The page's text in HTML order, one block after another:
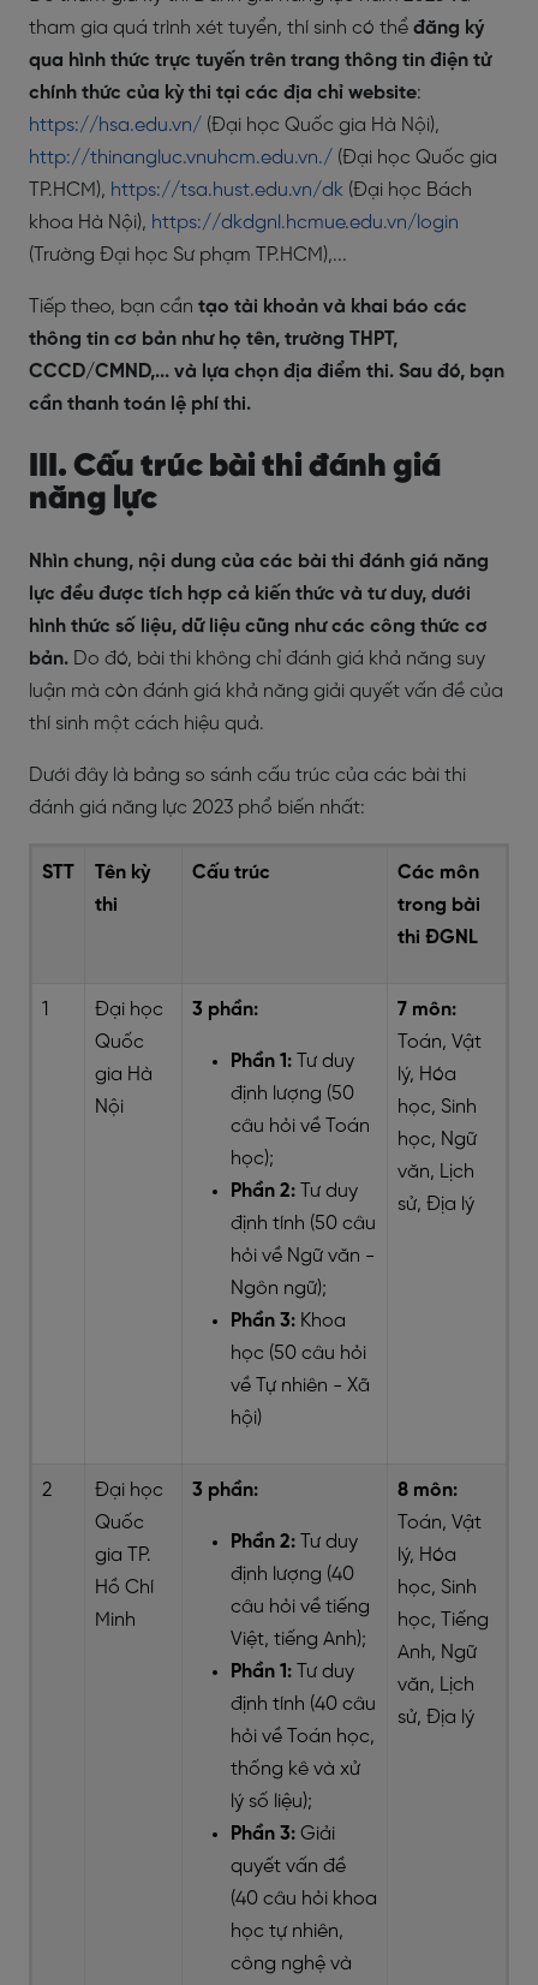
tham gia quá trình xét tuyển, thí sinh có thể đăng ký
qua hình thức trực tuyến trên trang thông tin điện tử
chính thức của kỳ thi tại các địa chỉ website:
https://hsa.edu.vn/ (Đại học Quốc gia Hà Nội),
http://thinangluc.vnuhcm.edu.vn./ (Đại học Quốc gia
TP.HCM), https://tsa.hust.edu.vn/dk (Đại học Bách
khoa Hà Nội), https://dkdgnl.hcmue.edu.vn/login
(Trường Đại học Sư phạm TP.HCM),...
Tiếp theo, bạn cần tạo tài khoản và khai báo các
thông tin cơ bản như họ tên, trường THPT,
CCCD/CMND,... và lựa chọn địa điểm thi. Sau đó, bạn
cần thanh toán lệ phí thi.
III. Cấu trúc bài thi đánh giá
năng lực
Nhìn chung, nội dung của các bài thi đánh giá năng
lực đều được tích hợp cả kiến thức và tư duy, dưới
hình thức số liệu, dữ liệu cũng như các công thức cơ
bản. Do đó, bài thi không chỉ đánh giá khả năng suy
luận mà còn đánh giá khả năng giải quyết vấn đề của
thí sinh một cách hiệu quả.
Dưới đây là bảng so sánh cấu trúc của các bài thi
đánh giá năng lực 2023 phổ biến nhất:
STT
Tên kỳ
thi
Cấu trúc
Các môn
trong bài
thi ĐGNL
1
Đại học
Quốc
gia Hà
Nội
3 phần:
Phần 1:
Tư duy
định lượng (50
câu hỏi về Toán
học);
Phần 2:
Tư duy
định tính (50 câu
hỏi về Ngữ văn -
Ngôn ngữ);
Phần 3: Khoa
học (50 câu hỏi
về Tự nhiên - Xã
hội)
7 môn:
Toán, Vật
lý, Hóa
học, Sinh
học, Ngữ
văn, Lịch
sử, Địa lý
2
Đại học
Quốc
gia TP.
Hồ Chí
Minh
3 phần:
Phần 2:
Tư duy
định lượng (40
câu hỏi về tiếng
Việt, tiếng Anh);
Phần 1:
Tư duy
định tính (40 câu
hỏi về Toán học,
thống kê và xử
lý số liệu);
Phần 3: Giải
quyết vấn đề
(40 câu hỏi khoa
học tự nhiên,
công nghệ và
8 môn:
Toán, Vật
lý, Hóa
học, Sinh
học, Tiếng
Anh, Ngữ
văn, Lịch
sử, Địa lý